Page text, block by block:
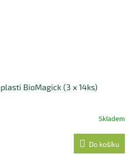
BioMagick (3 x 14ks)
Skladem
Do košíku